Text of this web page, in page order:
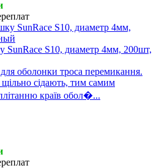
SunRace S10, диаметр 4мм, 200шт,
оболонки троса перемикання.
щільно сідають, тим самим
країв обол�...